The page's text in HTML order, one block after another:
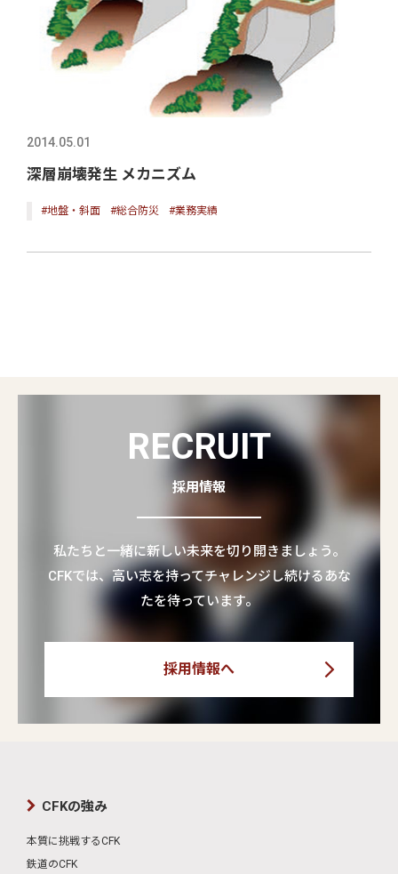
2014.05.01
深層崩壊発生 メカニズム
#地盤・斜面 #総合防災 #業務実績
RECRUIT
採用情報
私たちと一緒に新しい未来を切り開きましょう。
CFKでは、高い志を持ってチャレンジし続けるあな
たを待っています。
採用情報へ
CFKの強み
本質に挑戦するCFK
鉄道のCFK